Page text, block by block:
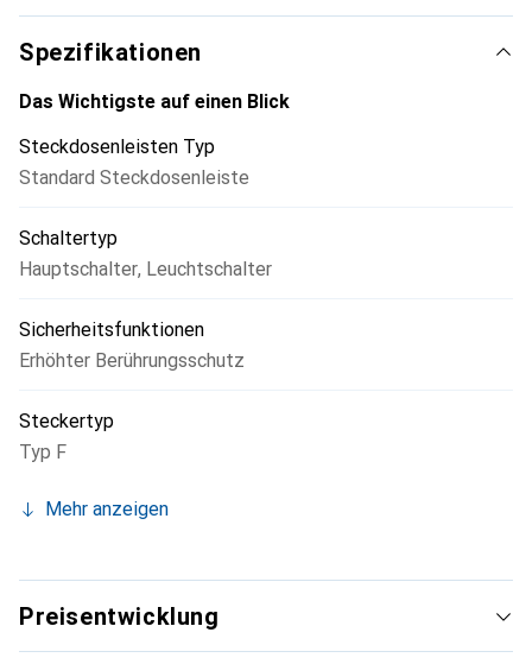
Spezifikationen
Das Wichtigste auf einen Blick
Steckdosenleisten Typ
Standard Steckdosenleiste
Schaltertyp
Hauptschalter, Leuchtschalter
Sicherheitsfunktionen
Erhöhter Berührungsschutz
Steckertyp
Typ F
Mehr anzeigen
Preisentwicklung